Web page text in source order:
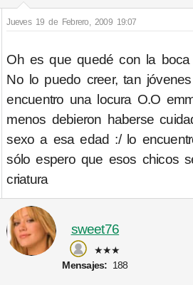
Jueves 19 de Febrero, 2009 19:07
Oh es que quedé con la
No lo puedo creer, tan
encuentro una locura O.O
menos debieron haberse
sexo a esa edad :/ lo
sólo espero que esos chicos
criatura
sweet76
★★★
Mensajes: 188